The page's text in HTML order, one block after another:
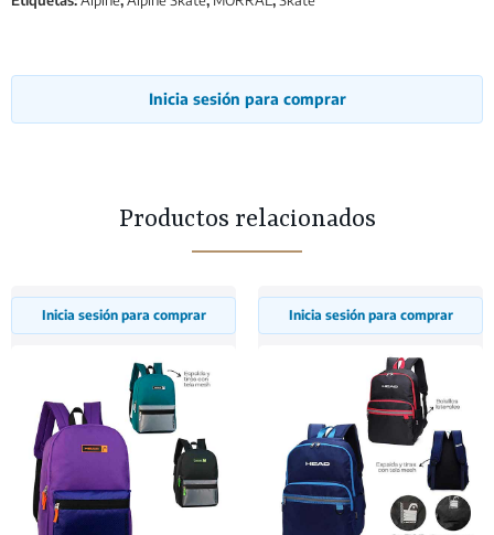
Inicia sesión para comprar
Productos relacionados
Inicia sesión para comprar Inicia sesión para comprar